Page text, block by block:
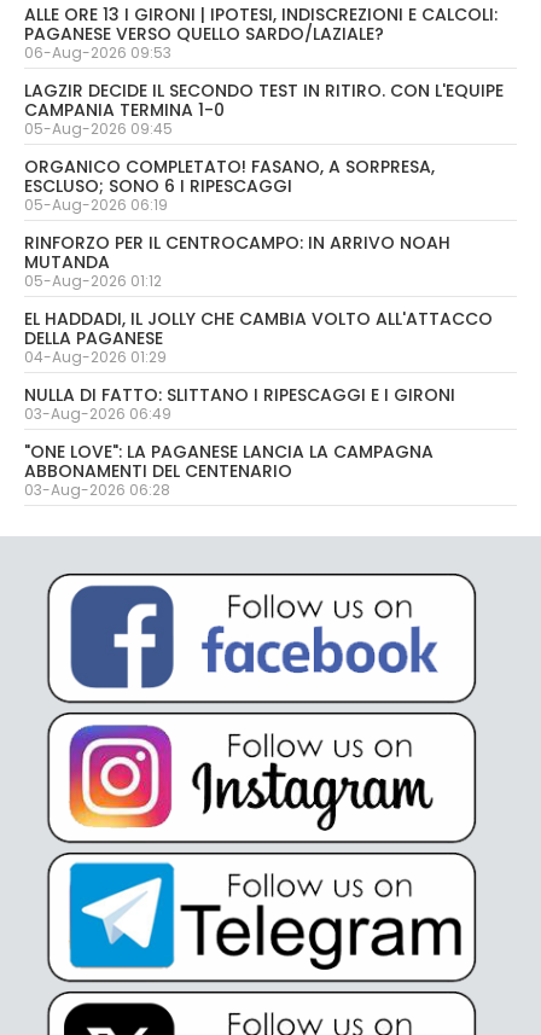
ALLE ORE 13 I GIRONI | IPOTESI, INDISCREZIONI E CALCOLI:
PAGANESE VERSO QUELLO SARDO/LAZIALE?
06-Aug-2026 09:53
LAGZIR DECIDE IL SECONDO TEST IN RITIRO. CON L'EQUIPE
CAMPANIA TERMINA 1-0
05-Aug-2026 09:45
ORGANICO COMPLETATO! FASANO, A SORPRESA,
ESCLUSO; SONO 6 I RIPESCAGGI
05-Aug-2026 06:19
RINFORZO PER IL CENTROCAMPO: IN ARRIVO NOAH
MUTANDA
05-Aug-2026 01:12
EL HADDADI, IL JOLLY CHE CAMBIA VOLTO ALL'ATTACCO
DELLA PAGANESE
04-Aug-2026 01:29
NULLA DI FATTO: SLITTANO I RIPESCAGGI E I GIRONI
03-Aug-2026 06:49
"ONE LOVE": LA PAGANESE LANCIA LA CAMPAGNA
ABBONAMENTI DEL CENTENARIO
03-Aug-2026 06:28